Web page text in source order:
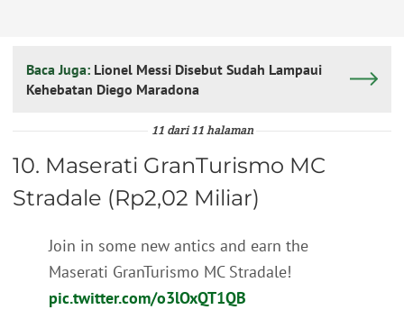
Baca Juga: Lionel Messi Disebut Sudah Lampaui
Kehebatan Diego Maradona
11 dari 11 halaman
10. Maserati GranTurismo MC
Stradale (Rp2,02 Miliar)
Join in some new antics and earn the
Maserati GranTurismo MC Stradale!
pic.twitter.com/o3lOxQT1QB